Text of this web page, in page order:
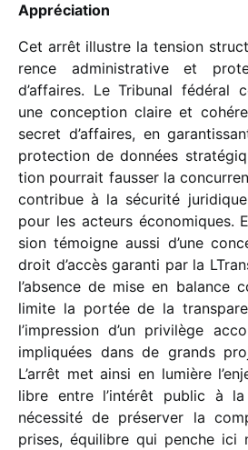
Appréciation
Cet arrêt illustre la tension
rence admi­nis­tra­tive et
d’affaires. Le Tribunal fédé­ral
une concep­tion claire et
secret d’affaires, en
protec­tion de données
tion pour­rait faus­ser la
contri­bue à la sécu­rité
pour les acteurs écono­miques.
sion témoigne aussi d’une
droit d’accès garanti par la
l’absence de mise en balance
limite la portée de la
l’impression d’un privi­lège
impli­quées dans de grands
L’arrêt met ainsi en lumière
libre entre l’intérêt public à
néces­sité de préser­ver la
prises, équi­libre qui penche ici